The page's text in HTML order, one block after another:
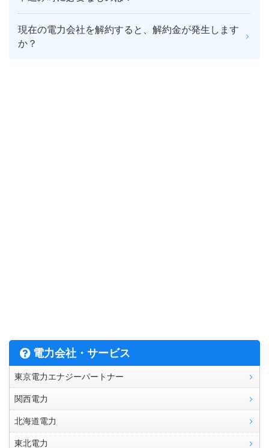
現在の電力会社を解約すると、解約金が発生します
か？
電力会社・サービス
東京電力エナジーパートナー
関西電力
北海道電力
東北電力